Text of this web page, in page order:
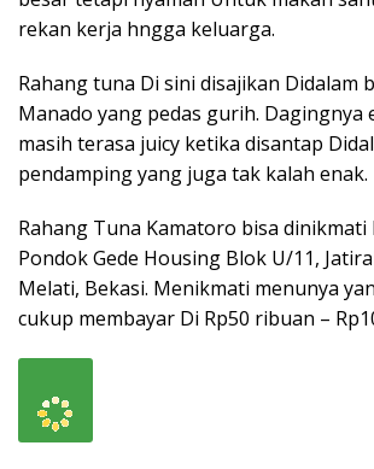
rekan kerja hngga keluarga.
Rahang tuna Di sini disajikan Didalam
Manado yang pedas gurih. Dagingnya
masih terasa juicy ketika disantap
pendamping yang juga tak kalah enak.
Rahang Tuna Kamatoro bisa dinikmati
Pondok Gede Housing Blok U/11,
Melati, Bekasi. Menikmati menunya
cukup membayar Di Rp50 ribuan –